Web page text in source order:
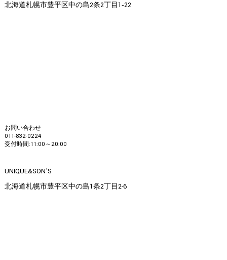
北海道札幌市豊平区中の島2条2丁目1‐22
お問い合わせ
011-832-0224
受付時間:11:00～20:00
UNIQUE&SON'S
北海道札幌市豊平区中の島1条2丁目2-6